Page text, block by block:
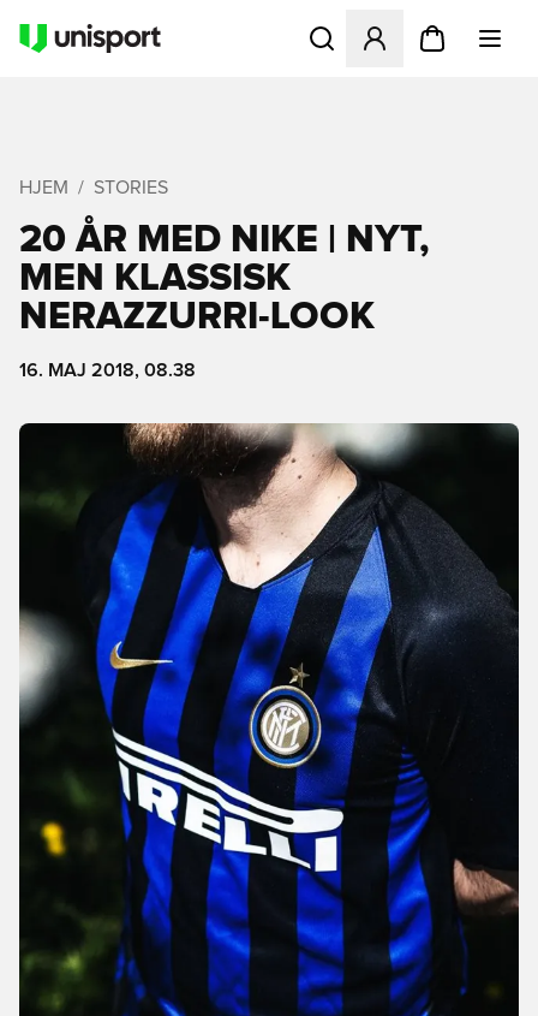
Åbner en Modal til at
HJEM STORIES
20 ÅR MED NIKE | NYT,
MEN KLASSISK
NERAZZURRI-LOOK
16. MAJ 2018, 08.38